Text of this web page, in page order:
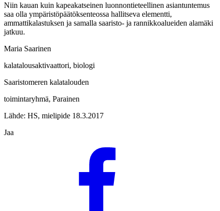
Niin kauan kuin kapeakatseinen luonnontieteellinen asiantuntemus
saa olla ympäristöpäätöksenteossa hallitseva elementti,
ammattikalastuksen ja samalla saaristo- ja rannikko­alueiden alamäki
jatkuu.
Maria Saarinen
kalatalousaktivaattori, biologi
Saaristomeren kalatalouden
toimintaryhmä, Parainen
Lähde: HS, mielipide 18.3.2017
Jaa